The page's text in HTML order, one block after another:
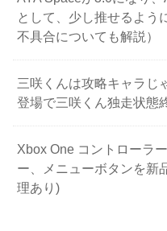
として、少し推せるよう
不具合についても解説）
三咲くんは攻略キャラじ
登場で三咲くん独走状態
Xbox One コントローラ
ー、メニューボタンを新
理あり)